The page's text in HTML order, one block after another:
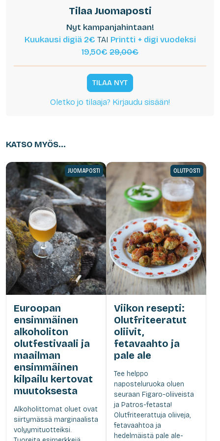
Tilaa Juomaposti
Nyt kampanjahintaan!
Kuukausi digiä 2€ TAI Printti + digi vuodeksi
19,50€ 29,00€
TILAA NYT
Oletko jo tilaaja? Kirjaudu sisään!
KATSO MYÖS...
JUOMAPOSTI
Euroopan
ensimmäinen
alkoholiton
olutfestivaali ja
maailman
ensimmäinen
kilpailu kertovat
muutoksesta
Alkoholittomat oluet ovat
siirtymässä marginaalista
volyymituotteiksi.
OLUTPOSTI
Viikon resepti:
Olutfriteeratut
oliivit,
fetavaahto ja
pale ale
Tee helppo
naposteluruoka oluen
seuraan Figaro-oliiveista
ja Patros-fetasta!
Olutfriteerattuja oliiveja,
fetavaahtoa ja
hedelmäistä pale ale-